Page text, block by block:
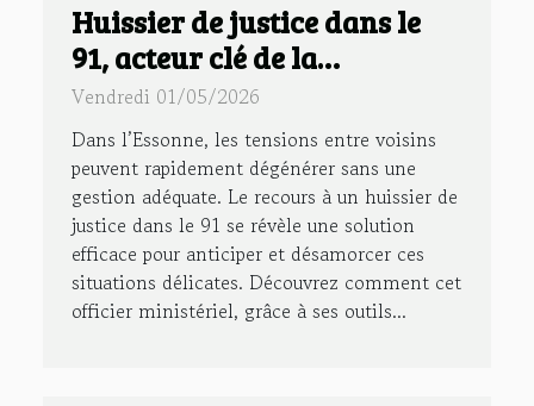
Huissier de justice dans le
91, acteur clé de la
prévention des conflits de
voisinage
Vendredi 01/05/2026
Dans l’Essonne, les tensions entre voisins
peuvent rapidement dégénérer sans une
gestion adéquate. Le recours à un huissier de
justice dans le 91 se révèle une solution
efficace pour anticiper et désamorcer ces
situations délicates. Découvrez comment cet
officier ministériel, grâce à ses outils...